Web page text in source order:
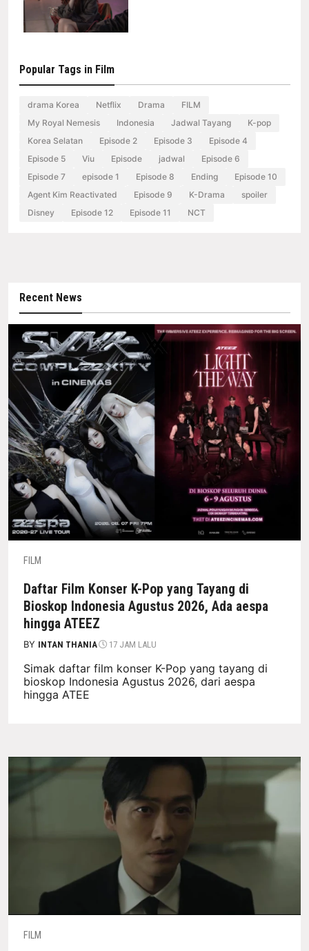
Popular Tags in Film
drama Korea Netflix Drama
FILM
My Royal Nemesis
Indonesia Jadwal Tayang
K-pop
Korea Selatan
Episode 2 Episode 3
Episode 4
Episode 5
Viu Episode jadwal
Episode 6
Episode 7
episode 1 Episode 8 Ending
Episode 10
Agent Kim Reactivated
Episode 9 K-Drama
spoiler
Disney
Episode 12 Episode 11 NCT
Recent News
FILM
Daftar Film Konser K-Pop yang Tayang di
Bioskop Indonesia Agustus 2026, Ada aespa
hingga ATEEZ
BY INTAN THANIA 17 JAM LALU
Simak daftar film konser K-Pop yang tayang di
bioskop Indonesia Agustus 2026, dari aespa
hingga ATEE
FILM